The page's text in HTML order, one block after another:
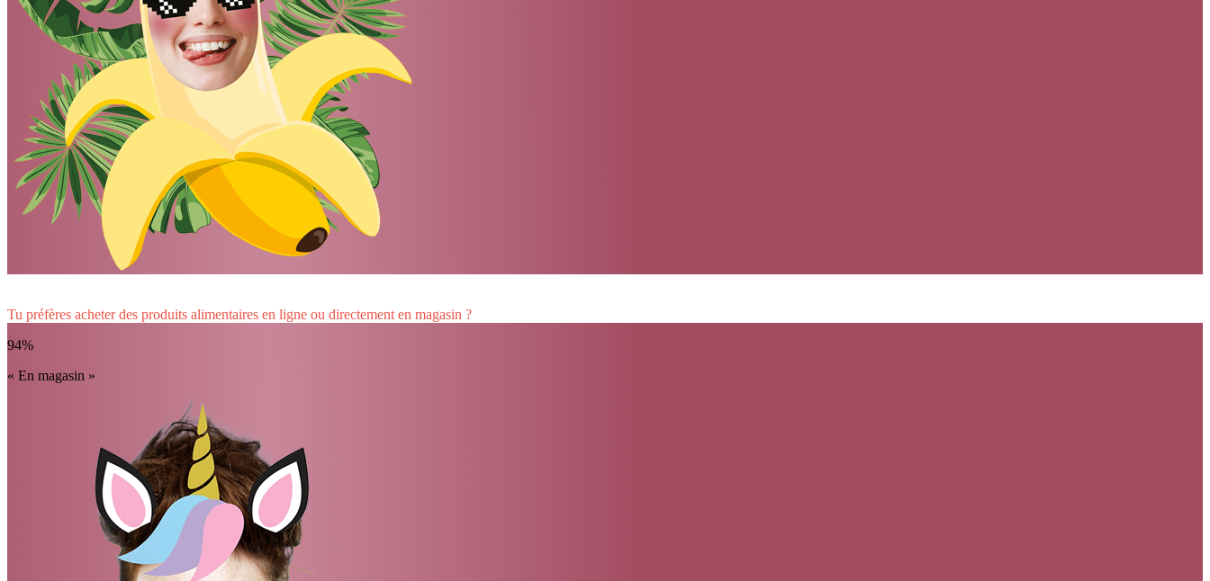
Tu préfères acheter des produits alimentaires en ligne ou directement en magasin ?
94%
« En magasin »